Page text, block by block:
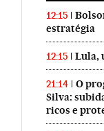
12:15
estratégia
12:15 Lula,
21:14
O
Silva:
ricos e